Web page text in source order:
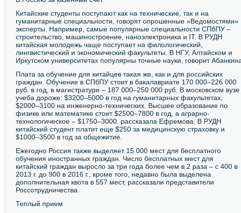
Китайские студенты поступают как на технические, так и на
гуманитарные специальности, говорят опрошенные «Ведомостями»
эксперты. Например, самые популярные специальности СПбПУ –
строительство, машиностроение, наноэлектроника и IT. В РУДН
китайская молодежь чаще поступает на филологический,
лингвистический и экономический факультеты. В НГУ, Алтайском и
Иркутском университетах популярны точные науки, говорит
Плата за обучение для китайцев такая же, как и для российских
граждан. Обучение в СПбПУ стоит в бакалавриате 170 000–226 000
руб. в год, в магистратуре – 187 000–250 000 руб. В московском вузе
учеба дороже: $3200–5000 в год на гуманитарных факультетах,
$2000–3100 на инженерно-технических. Высшее образование по
физике или математике стоит $2500–7800 в год, а аграрно-
технологическое – $1750–3000, рассказала Ефремова. В РУДН
китайский студент платит еще $250 за медицинскую страховку и
$1000–3500 в год за общежитие.
Ежегодно Россия также выделяет 15 000 мест для бесплатного
обучения иностранных граждан. Число бесплатных мест для
китайский граждан выросло за три года более чем в 2 раза – с 400 в
2013 г. до 900 в 2016 г., кроме того, недавно была выделена
дополнительная квота в 557 мест, рассказали представители
Россотрудничества.
Теплый прием